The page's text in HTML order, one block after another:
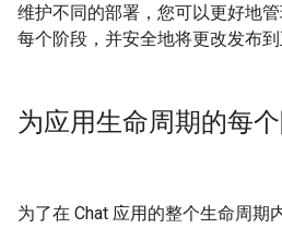
维护不同的部署，您可以更好地
每个阶段，并安全地将更改发布到
为应用生命周期的每
为了在 Chat 应用的整个生命周期